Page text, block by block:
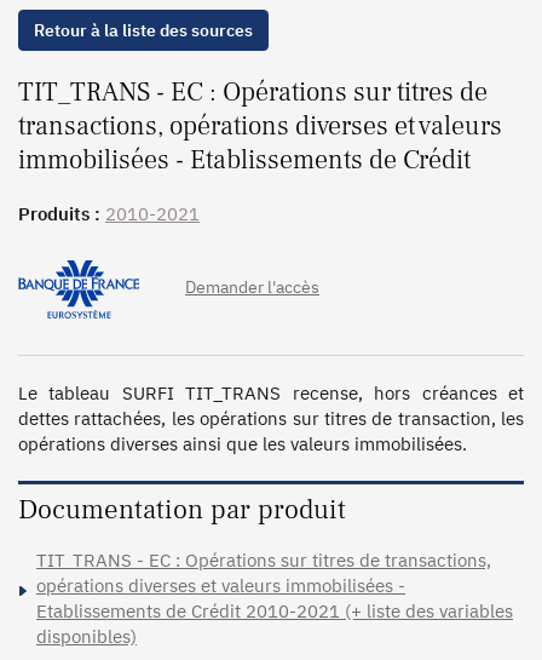
Retour à la liste des sources
TIT_TRANS - EC : Opérations sur titres de
transactions, opérations diverses et valeurs
immobilisées - Etablissements de Crédit
Produits : 2010-2021
Demander l'accès
Le tableau SURFI TIT_TRANS recense, hors créances et
dettes rattachées, les opérations sur titres de transaction, les
opérations diverses ainsi que les valeurs immobilisées.
Documentation par produit
TIT_TRANS - EC : Opérations sur titres de transactions,
opérations diverses et valeurs immobilisées -
Etablissements de Crédit 2010-2021 (+ liste des variables
disponibles)